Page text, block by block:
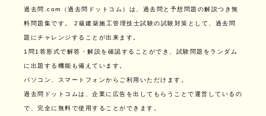
過去問.com（過去問ドットコム）は、過去問と予想問題の解説つき無
料問題集です。 2級建築施工管理技士試験の試験対策として、過去問
題にチャレンジすることが出来ます。
1問1答形式で解答・解説を確認することができ、試験問題をランダム
に出題する機能も備えています。
パソコン、スマートフォンからご利用いただけます。
過去問ドットコムは、企業に広告を出してもらうことで運営しているの
で、完全に無料で使用することができます。